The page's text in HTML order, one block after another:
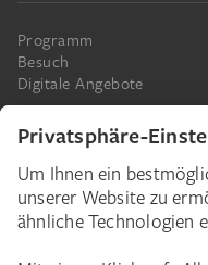
Programm
Besuch
Digitale Angebote
Das Städel